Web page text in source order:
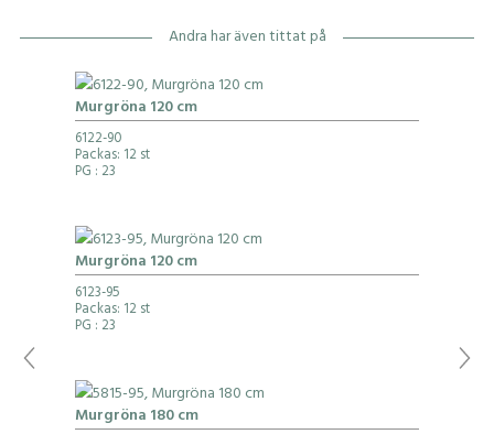
Andra har även tittat på
Murgröna 120 cm
6122-90
Packas: 12 st
PG : 23
Murgröna 120 cm
6123-95
Packas: 12 st
PG : 23
Murgröna 180 cm